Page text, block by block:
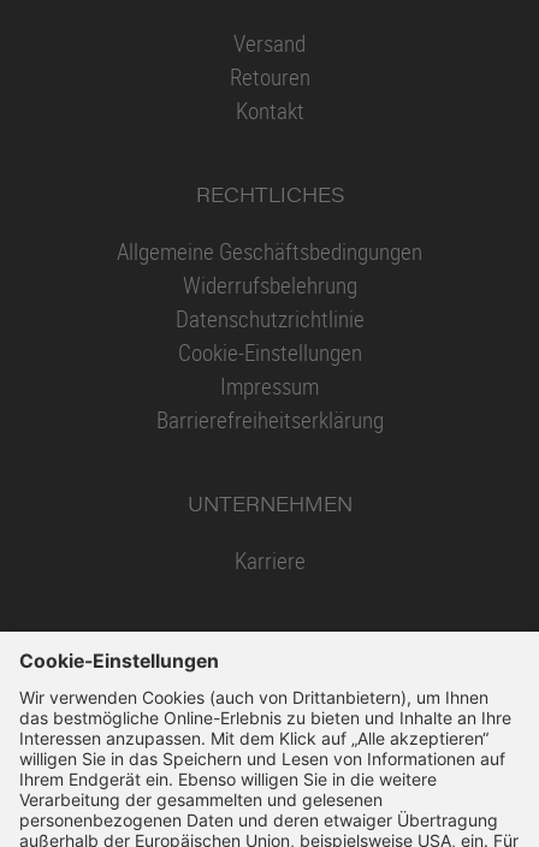
Versand
Retouren
Kontakt
RECHTLICHES
Allgemeine Geschäftsbedingungen
Widerrufsbelehrung
Datenschutzrichtlinie
Cookie-Einstellungen
Impressum
Barrierefreiheitserklärung
UNTERNEHMEN
Karriere
SSL-Verschlüsselung 14 Tage Widerruf
Schnelle Bearbeitung